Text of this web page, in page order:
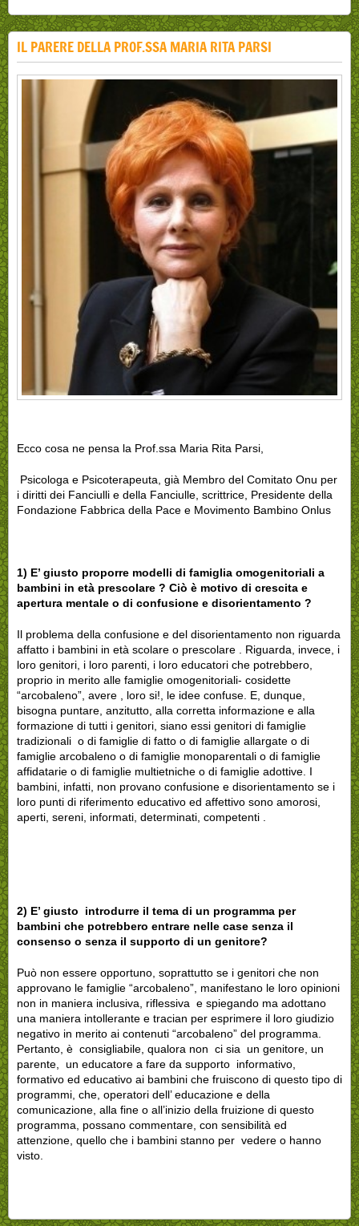
IL PARERE DELLA PROF.SSA MARIA RITA PARSI
Ecco cosa ne pensa la Prof.ssa Maria Rita Parsi,
Psicologa e Psicoterapeuta, già Membro del Comitato Onu per
i diritti dei Fanciulli e della Fanciulle, scrittrice, Presidente della
Fondazione Fabbrica della Pace e Movimento Bambino Onlus
1) E’ giusto proporre modelli di famiglia omogenitoriali a
bambini in età prescolare ? Ciò è motivo di crescita e
apertura mentale o di confusione e disorientamento ?
Il problema della confusione e del disorientamento non riguarda
affatto i bambini in età scolare o prescolare . Riguarda, invece, i
loro genitori, i loro parenti, i loro educatori che potrebbero,
proprio in merito alle famiglie omogenitoriali- cosidette
“arcobaleno”, avere , loro si!, le idee confuse. E, dunque,
bisogna puntare, anzitutto, alla corretta informazione e alla
formazione di tutti i genitori, siano essi genitori di famiglie
tradizionali o di famiglie di fatto o di famiglie allargate o di
famiglie arcobaleno o di famiglie monoparentali o di famiglie
affidatarie o di famiglie multietniche o di famiglie adottive. I
bambini, infatti, non provano confusione e disorientamento se i
loro punti di riferimento educativo ed affettivo sono amorosi,
aperti, sereni, informati, determinati, competenti .
2) E’ giusto introdurre il tema di un programma per
bambini che potrebbero entrare nelle case senza il
consenso o senza il supporto di un genitore?
Può non essere opportuno, soprattutto se i genitori che non
approvano le famiglie “arcobaleno”, manifestano le loro opinioni
non in maniera inclusiva, riflessiva e spiegando ma adottano
una maniera intollerante e tracian per esprimere il loro giudizio
negativo in merito ai contenuti “arcobaleno” del programma.
Pertanto, è consigliabile, qualora non ci sia un genitore, un
parente, un educatore a fare da supporto informativo,
formativo ed educativo ai bambini che fruiscono di questo tipo di
programmi, che, operatori dell’ educazione e della
comunicazione, alla fine o all’inizio della fruizione di questo
programma, possano commentare, con sensibilità ed
attenzione, quello che i bambini stanno per vedere o hanno
visto.